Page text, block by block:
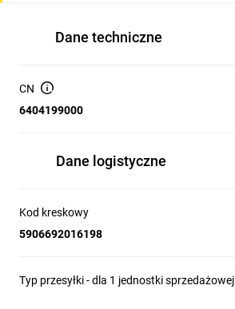
Dane techniczne
CN
6404199000
Dane logistyczne
Kod kreskowy
5906692016198
Typ przesyłki - dla 1 jednostki sprzedażowej